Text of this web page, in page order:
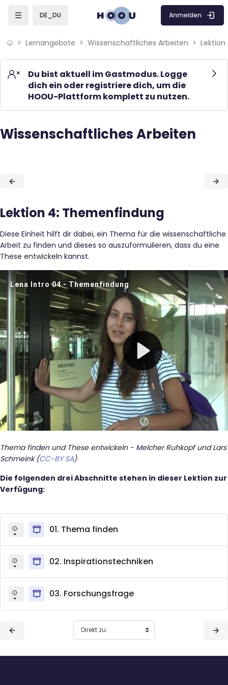
Skip to sidebar navigation menu
Skip to mobile navigation menu
DE_DU Anmelden
Lernangebote Wissenschaftliches Arbeiten
Du bist aktuell im Gastmodus. Logge
dich ein oder registriere dich, um die
HOOU-Plattform komplett zu nutzen.
Blöcke
Wissenschaftliches Arbeiten
Lektion 4: Themenfindung
Diese Einheit hilft dir dabei, ein Thema für die wissenschaftliche
Arbeit zu finden und dieses so auszuformulieren, dass du eine
These entwickeln kannst.
Thema finden und These entwickeln - Melcher Ruhkopf und Lars
Schmeink (CC-BY SA)
Die folgenden drei Abschnitte stehen in dieser Lektion zur
Verfügung:
01. Thema finden
02. Inspirationstechniken
03. Forschungsfrage